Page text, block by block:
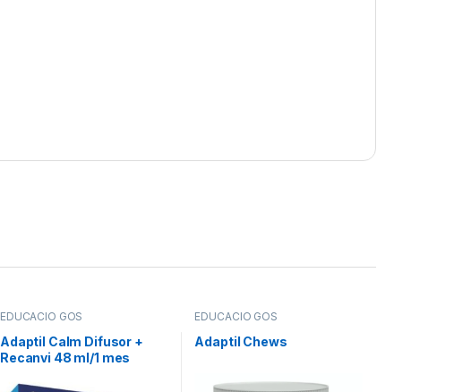
EDUCACIÓ GOS
Adaptil Calm Difusor +
Recanvi 48 ml/1 mes
EDUCACIÓ GOS
Adaptil Chews